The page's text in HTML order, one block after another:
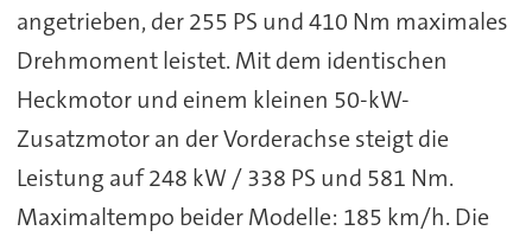
angetrieben, der 255 PS und 410 Nm maximales
Drehmoment leistet. Mit dem identischen
Heckmotor und einem kleinen 50-kW-
Zusatzmotor an der Vorderachse steigt die
Leistung auf 248 kW / 338 PS und 581 Nm.
Maximaltempo beider Modelle: 185 km/h. Die